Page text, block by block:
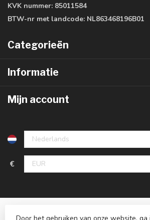
KVK nummer: 85011584
BTW-nr met landcode: NL863468196B01
Categorieën
Informatie
Mijn account
€